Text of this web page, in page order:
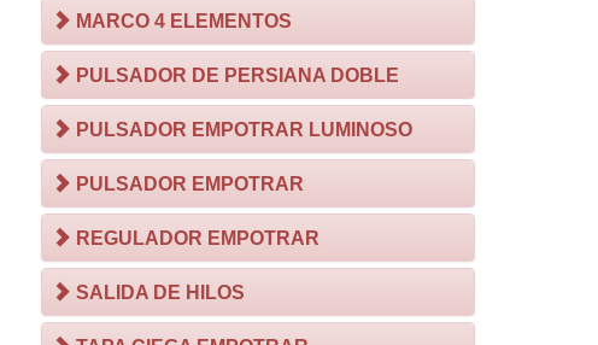
MARCO 4 ELEMENTOS
PULSADOR DE PERSIANA DOBLE
PULSADOR EMPOTRAR LUMINOSO
PULSADOR EMPOTRAR
REGULADOR EMPOTRAR
SALIDA DE HILOS